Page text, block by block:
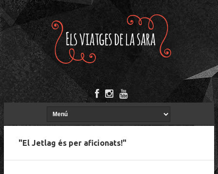
"El Jetlag és per aficionats!"